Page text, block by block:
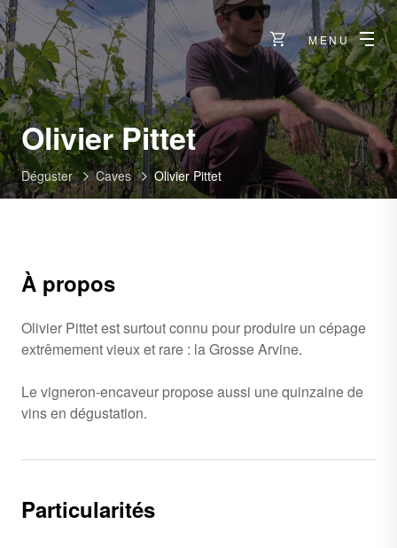
MENU
Olivier Pittet-
Fully
Déguster Caves Olivier Pittet
À propos
Olivier Pittet est surtout connu pour produire un cépage
extrêmement vieux et rare : la Grosse Arvine.
Le vigneron-encaveur propose aussi une quinzaine de
vins en dégustation.
Particularités